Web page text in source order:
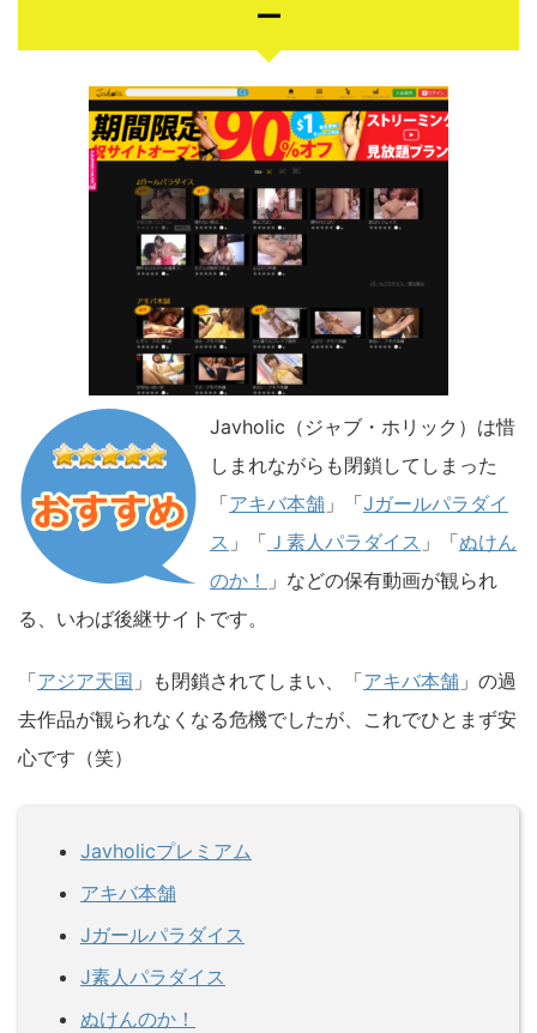
ー
Javholic（ジャブ・ホリック）は惜
しまれながらも閉鎖してしまった
「アキバ本舗 」「Jガールパラダイ
ス 」「 Ｊ素人パラダイス 」「ぬけん
のか！
」などの保有動画が観られ
る、いわば後継サイトです。
「アジア天国 」も閉鎖されてしまい、「アキバ本舗 」の過
去作品が観られなくなる危機でしたが、これでひとまず安
心です（笑）
Javholicプレミアム
アキバ本舗
Jガールパラダイス
J素人パラダイス
ぬけんのか！